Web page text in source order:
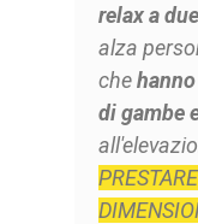
relax a
alza
che
di gambe